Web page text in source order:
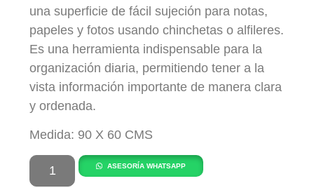
una superficie de fácil sujeción para notas,
papeles y fotos usando chinchetas o alfileres.
Es una herramienta indispensable para la
organización diaria, permitiendo tener a la
vista información importante de manera clara
y ordenada.
Medida: 90 X 60 CMS
ASESORÍA WHATSAPP